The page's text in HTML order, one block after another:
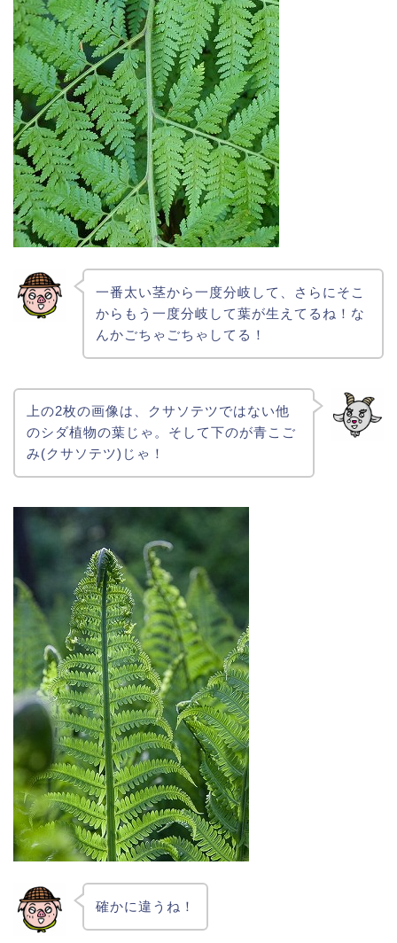
一番太い茎から一度分岐して、さらにそこ
からもう一度分岐して葉が生えてるね！な
んかごちゃごちゃしてる！
上の2枚の画像は、クサソテツではない他
のシダ植物の葉じゃ。そして下のが青こご
み(クサソテツ)じゃ！
確かに違うね！